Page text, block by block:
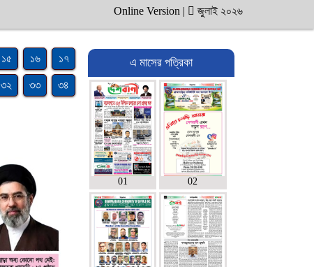
Online Version | জুলাই ২০২৬
১৫ ১৬ ১৭
৩২ ৩৩ ৩৪
এ মাসের পত্রিকা
01 02